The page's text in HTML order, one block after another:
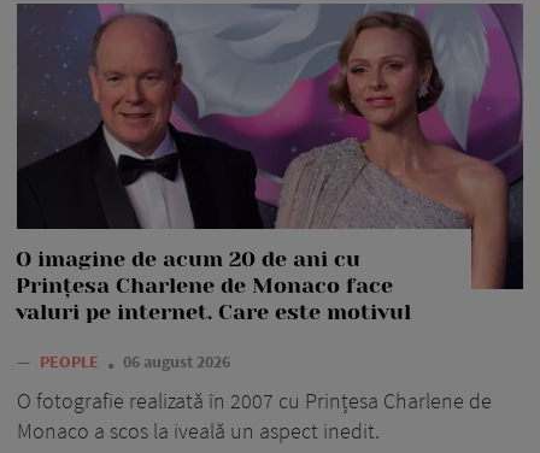
O imagine de acum 20 de ani cu
Prințesa Charlene de Monaco face
valuri pe internet. Care este motivul
— PEOPLE 06 august 2026
O fotografie realizată în 2007 cu Prințesa Charlene de
Monaco a scos la iveală un aspect inedit.